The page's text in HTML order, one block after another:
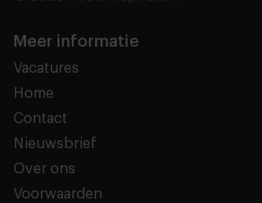
Meer informatie
Vacatures
Home
Contact
Nieuwsbrief
Over ons
Voorwaarden